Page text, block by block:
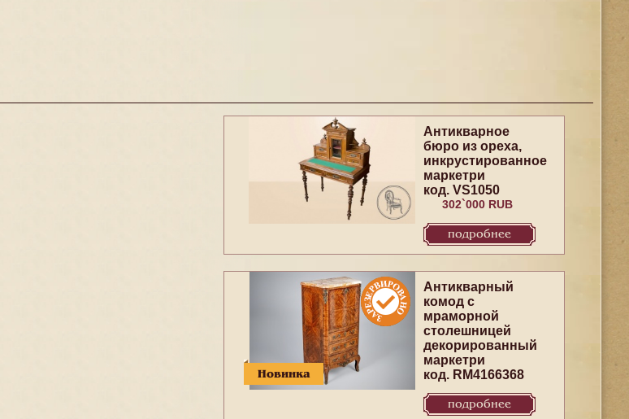
Антикварное
бюро из ореха,
инкрустированное
маркетри
код. VS1050
302`000 RUB
подробнее
Новинка
Антикварный
комод с
мраморной
столешницей
декорированный
маркетри
код. RM4166368
подробнее